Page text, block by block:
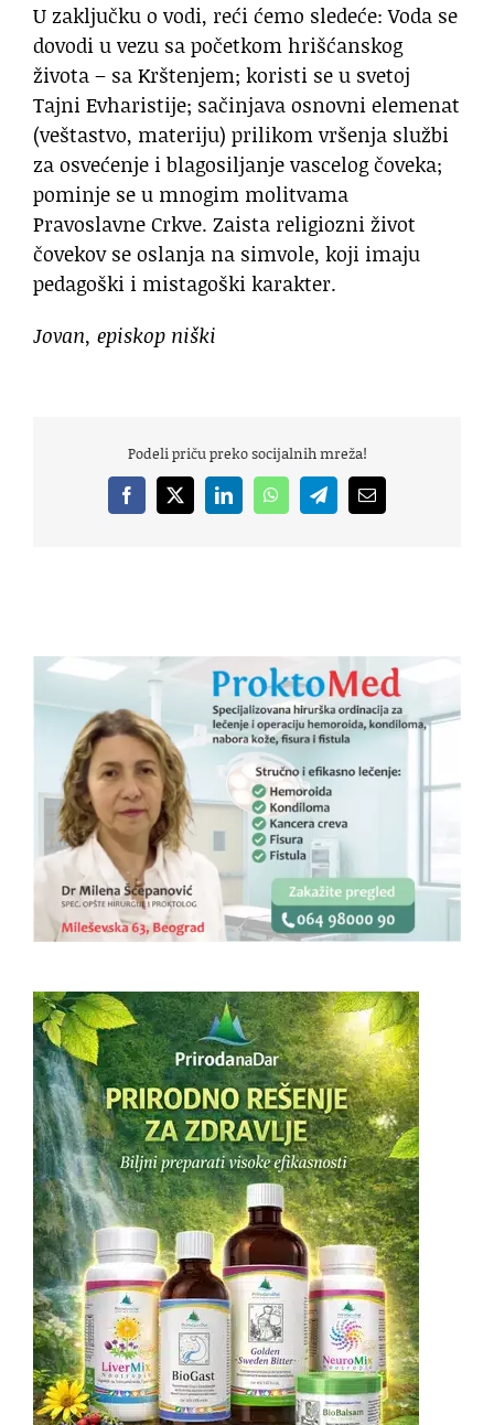
U zaključku o vodi, reći ćemo sledeće: Voda se
dovodi u vezu sa početkom hrišćanskog
života – sa Krštenjem; koristi se u svetoj
Tajni Evharistije; sačinjava osnovni elemenat
(veštastvo, materiju) prilikom vršenja službi
za osvećenje i blagosiljanje vascelog čoveka;
pominje se u mnogim molitvama
Pravoslavne Crkve. Zaista religiozni život
čovekov se oslanja na simvole, koji imaju
pedagoški i mistagoški karakter.
Jovan, episkop niški
Podeli priču preko socijalnih mreža!
Facebook
X LinkedInWhatsAppTelegramEmail